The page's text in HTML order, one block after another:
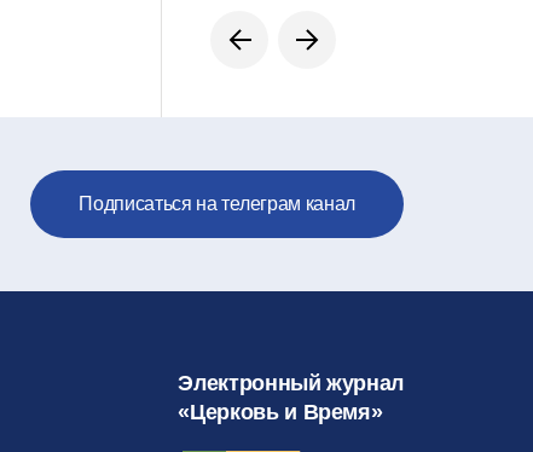
Подписаться на телеграм канал
Электронный журнал
«Церковь и Время»